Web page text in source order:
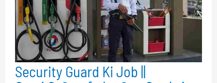
Security Guard Ki Job ||